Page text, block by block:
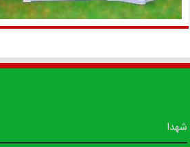
شهدا